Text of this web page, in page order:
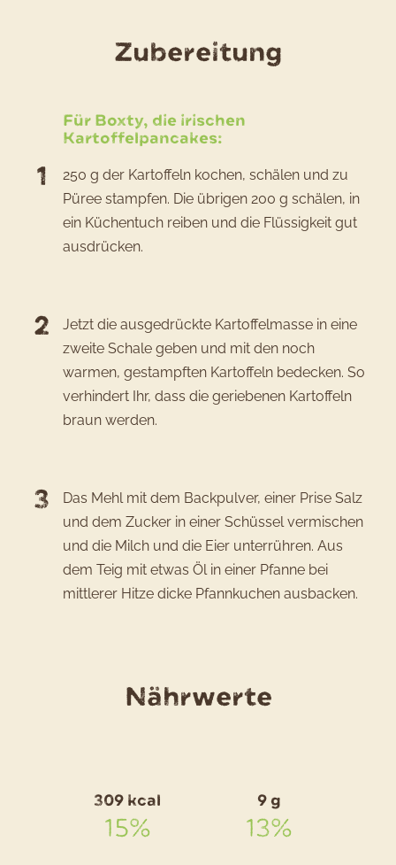
Zubereitung
irische
Für Boxty, die irischen
Kartoffelpancakes:
250 g der Kartoffeln kochen, schälen und zu
Püree stampfen. Die übrigen 200 g schälen, in
ein Küchentuch reiben und die Flüssigkeit gut
ausdrücken.
Jetzt die ausgedrückte Kartoffelmasse in eine
zweite Schale geben und mit den noch
warmen, gestampften Kartoffeln bedecken. So
verhindert Ihr, dass die geriebenen Kartoffeln
braun werden.
Das Mehl mit dem Backpulver, einer Prise Salz
und dem Zucker in einer Schüssel vermischen
und die Milch und die Eier unterrühren. Aus
dem Teig mit etwas Öl in einer Pfanne bei
mittlerer Hitze dicke Pfannkuchen ausbacken.
Nährwertefür
–
irische
309 kcal
15%
9 g
13%